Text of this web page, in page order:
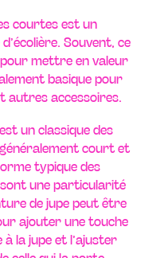
courtes est un
Souvent, ce
mettre en valeur
basique pour
autres accessoires.
un classique des
court et
typique des
une particularité
de jupe peut être
ajouter une touche
la jupe et l’ajuster